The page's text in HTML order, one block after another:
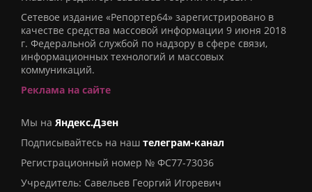
Сетевое издание «Репортер64» зарегистрировано в
качестве средства массовой информации 9 июня 2018
г. Федеральной службой по надзору в сфере связи,
информационных технологий и массовых
коммуникаций.
Реклама на сайте
Мы на Яндекс.Дзен
Подписывайтесь на наш телеграм-канал
Регистрационный номер № ФС77-73036
Учредитель: Савельев Георгий Игоревич